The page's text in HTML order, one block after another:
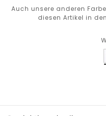
Auch unsere anderen
diesen Artikel in